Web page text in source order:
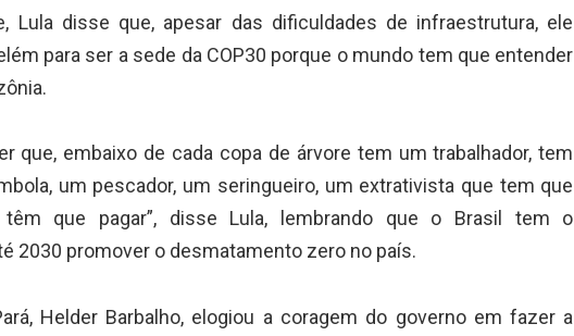
Lula disse que, apesar das dificuldades de infraestrutura, ele
para ser a sede da COP30 porque o mundo tem que entender
que, embaixo de cada copa de árvore tem um trabalhador, tem
um pescador, um seringueiro, um extrativista que tem que
têm que pagar”, disse Lula, lembrando que o Brasil tem o
2030 promover o desmatamento zero no país.
Helder Barbalho, elogiou a coragem do governo em fazer a